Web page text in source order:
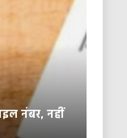
नंबर, नहीं